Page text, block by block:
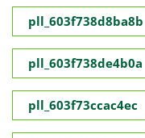
pll_603f738d8ba8b
pll_603f738de4b0a
pll_603f73ccac4ec